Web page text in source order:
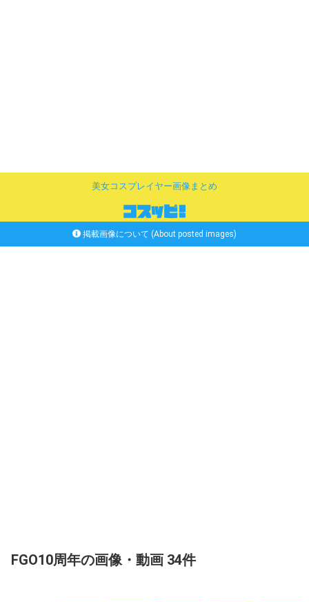
美女コスプレイヤー画像まとめ
掲載画像について (About posted images)
FGO10周年の画像・動画 34件